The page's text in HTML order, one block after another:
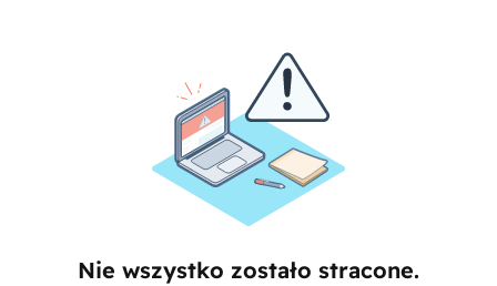
Nie wszystko zostało stracone.